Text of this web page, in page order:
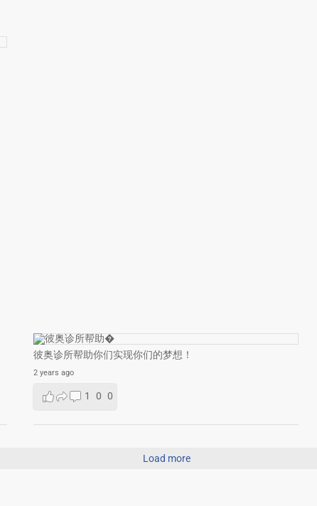
彼奥诊所帮助你们实现你们的梦想！
2 years ago
1 0 0
Load more